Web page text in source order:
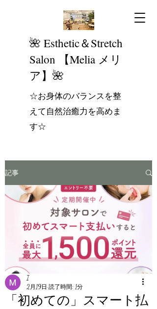
​🌺 Esthetic＆Stretch
Salon 【Melia メリ
ア】🌺
☆お身体のバランスを整
えて自然治癒力を高めま
す☆
記事
「初めての」スマート払
I
2月19日 読了時間: 1分